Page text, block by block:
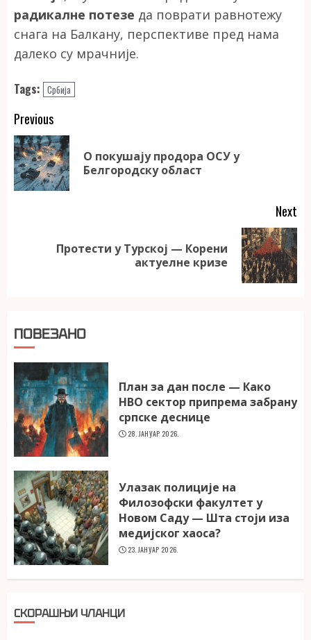
радикалне потезе да поврати равнотежу
снага на Балкану, перспективе пред нама
далеко су мрачније.
Tags: Србија
Continue
Reading
Previous
О покушају продора ОСУ у
Белгородску област
Next
Протести у Турској — Корени
актуелне кризе
ПОВЕЗАНО
План за дан после — Како
НВО сектор припрема забрану
српске деснице
28. ЈАНУАР 2026.
Улазак полиције на
Филозофски факултет у
Новом Саду — Шта стоји иза
медијског хаоса?
23. ЈАНУАР 2026.
СКОРАШЊИ ЧЛАНЦИ